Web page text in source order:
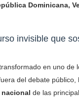
Dominicana,
invisible que
en uno de
del debate
de las